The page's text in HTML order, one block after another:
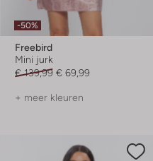
-50%
Freebird
Mini jurk
€ 139,99 € 69,99
+ meer kleuren